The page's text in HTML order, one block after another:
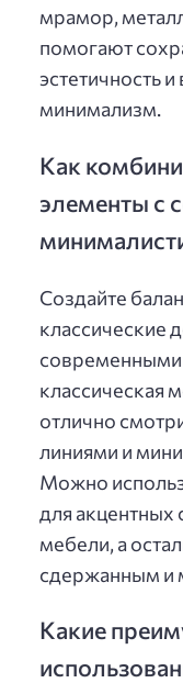
мрамор,
помогают
эстетичность
минимализм.
Как
элементы с
Создайте
классические
классическая
отлично
линиями и
Можно
для акцентных
мебели, а
сдержанным и
Какие